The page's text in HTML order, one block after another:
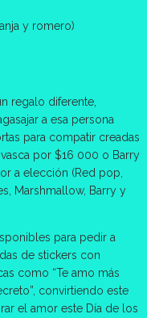
y romero)
regalo diferente,
a esa persona
para compatir creadas
por $16 000 o Barry
a elección (Red pop,
Marshmallow, Barry y
para pedir a
de stickers con
como “Te amo más
convirtiendo este
el amor este Día de los